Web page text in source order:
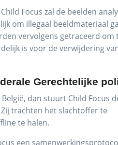
Focus zal de beelden
om illegaal beeldmateriaal
vervolgens getraceerd om
is voor de verwijdering
Gerechtelijke
dan stuurt Child Focus
trachten het slachtoffer te
te halen.
een